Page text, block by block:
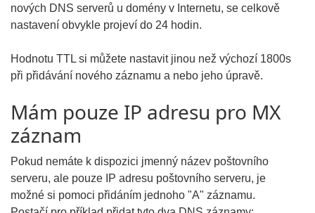
nových DNS serverů u domény v Internetu, se celkově
nastavení obvykle projeví do 24 hodin.
Hodnotu TTL si můžete nastavit jinou než výchozí 1800s
při přidávání nového záznamu a nebo jeho úpravě.
Mám pouze IP adresu pro MX
záznam
Pokud nemáte k dispozici jmenný název poštovního
serveru, ale pouze IP adresu poštovního serveru, je
možné si pomoci přidáním jednoho "A" záznamu.